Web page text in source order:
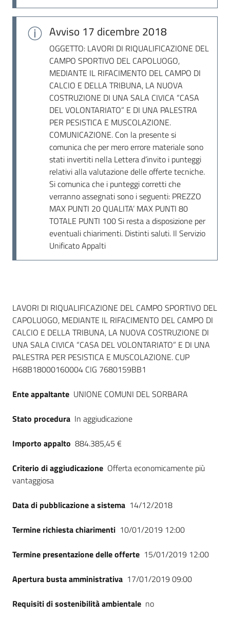
English
Avviso 17 dicembre 2018
OGGETTO: LAVORI DI RIQUALIFICAZIONE DEL
CAMPO SPORTIVO DEL CAPOLUOGO,
MEDIANTE IL RIFACIMENTO DEL CAMPO DI
CALCIO E DELLA TRIBUNA, LA NUOVA
COSTRUZIONE DI UNA SALA CIVICA “CASA
DEL VOLONTARIATO” E DI UNA PALESTRA
PER PESISTICA E MUSCOLAZIONE.
COMUNICAZIONE. Con la presente si
comunica che per mero errore materiale sono
stati invertiti nella Lettera d’invito i punteggi
relativi alla valutazione delle offerte tecniche.
Si comunica che i punteggi corretti che
verranno assegnati sono i seguenti: PREZZO
MAX PUNTI 20 QUALITA’ MAX PUNTI 80
TOTALE PUNTI 100 Si resta a disposizione per
eventuali chiarimenti. Distinti saluti. Il Servizio
Unificato Appalti
Dati del bando
LAVORI DI RIQUALIFICAZIONE DEL CAMPO SPORTIVO DEL
CAPOLUOGO, MEDIANTE IL RIFACIMENTO DEL CAMPO DI
CALCIO E DELLA TRIBUNA, LA NUOVA COSTRUZIONE DI
UNA SALA CIVICA “CASA DEL VOLONTARIATO” E DI UNA
PALESTRA PER PESISTICA E MUSCOLAZIONE. CUP
H68B18000160004 CIG 7680159BB1
Ente appaltante UNIONE COMUNI DEL SORBARA
Stato procedura In aggiudicazione
Importo appalto 884.385,45 €
Criterio di aggiudicazione Offerta economicamente più
vantaggiosa
Data di pubblicazione a sistema 14/12/2018
Termine richiesta chiarimenti 10/01/2019 12:00
Termine presentazione delle offerte 15/01/2019 12:00
Apertura busta amministrativa 17/01/2019 09:00
Requisiti di sostenibilità ambientale no